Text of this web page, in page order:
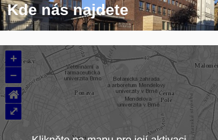
Kde nás najdete
+
–
⌂
⤢